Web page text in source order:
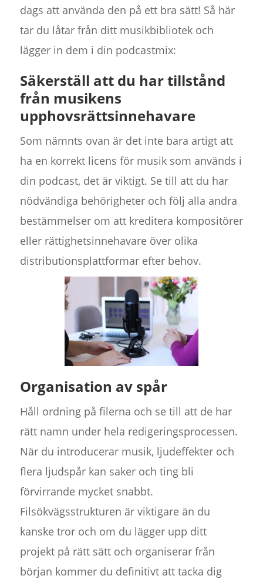
dags att använda den på ett bra sätt! Så här
tar du låtar från ditt musikbibliotek och
lägger in dem i din podcastmix:
Säkerställ att du har tillstånd
från musikens
upphovsrättsinnehavare
Som nämnts ovan är det inte bara artigt att
ha en korrekt licens för musik som används i
din podcast, det är viktigt. Se till att du har
nödvändiga behörigheter och följ alla andra
bestämmelser om att kreditera kompositörer
eller rättighetsinnehavare över olika
distributionsplattformar efter behov.
Organisation av spår
Håll ordning på filerna och se till att de har
rätt namn under hela redigeringsprocessen.
När du introducerar musik, ljudeffekter och
flera ljudspår kan saker och ting bli
förvirrande mycket snabbt.
Filsökvägsstrukturen är viktigare än du
kanske tror och om du lägger upp ditt
projekt på rätt sätt och organiserar från
början kommer du definitivt att tacka dig